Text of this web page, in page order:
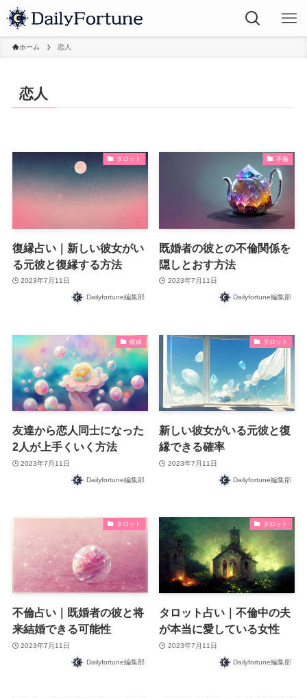
ホーム 恋人
恋人
タロット
復縁占い｜新しい彼女がい
る元彼と復縁する方法
2023年7月11日
Dailyfortune編集部
不倫
既婚者の彼との不倫関係を
隠しとおす方法
2023年7月11日
Dailyfortune編集部
復縁
友達から恋人同士になった
2人が上手くいく方法
2023年7月11日
Dailyfortune編集部
タロット
新しい彼女がいる元彼と復
縁できる確率
2023年7月11日
Dailyfortune編集部
タロット
不倫占い｜既婚者の彼と将
来結婚できる可能性
2023年7月11日
Dailyfortune編集部
タロット
タロット占い｜不倫中の夫
が本当に愛している女性
2023年7月11日
Dailyfortune編集部